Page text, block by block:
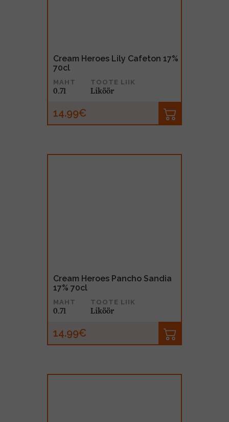
Cream Heroes Lily Cafeton 17%
70cl
MAHT
0.7l
TOOTE LIIK
Liköör
14.99€
Cream Heroes Pancho Sandia
17% 70cl
MAHT
0.7l
TOOTE LIIK
Liköör
14.99€